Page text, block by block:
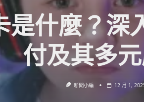
是什麼？深
付及其多
新聞小編 12 月 1,